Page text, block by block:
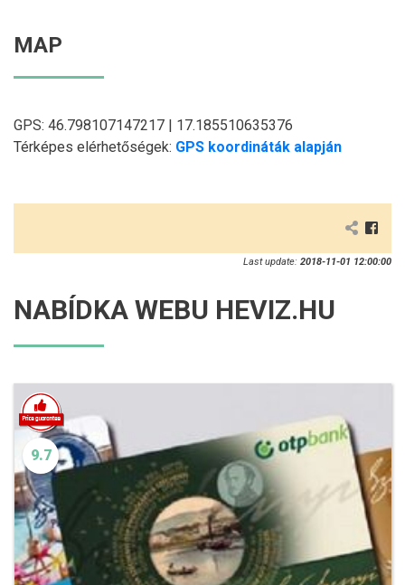
MAP
GPS: 46.798107147217 | 17.185510635376
Térképes elérhetőségek: GPS koordináták alapján
Last update: 2018-11-01 12:00:00
NABÍDKA WEBU HEVIZ.HU
9.7